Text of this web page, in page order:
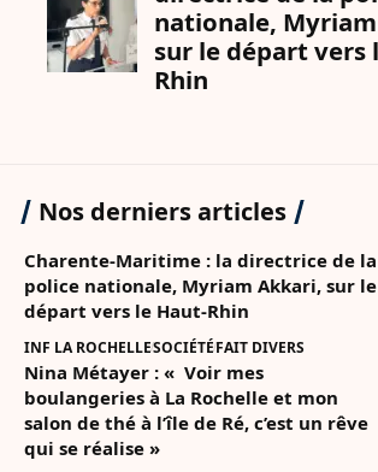
Nos derniers articles
Charente-Maritime : la directrice de la
police nationale, Myriam Akkari, sur le
départ vers le Haut-Rhin
INF LA ROCHELLESOCIÉTÉFAIT DIVERS
Nina Métayer : « Voir mes
boulangeries à La Rochelle et mon
salon de thé à l’île de Ré, c’est un rêve
qui se réalise »